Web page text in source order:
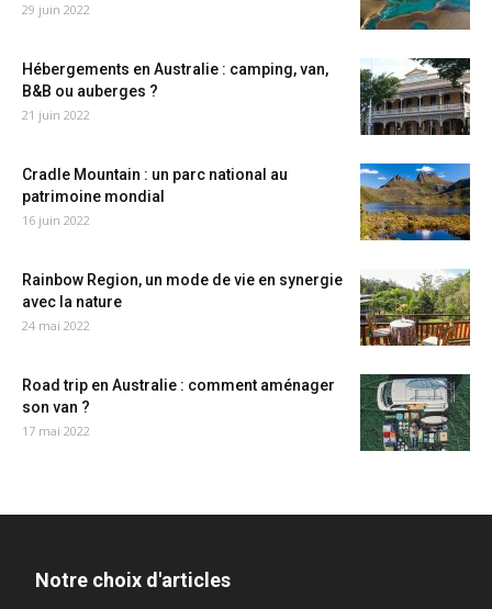
29 juin 2022
Hébergements en Australie : camping, van,
B&B ou auberges ?
21 juin 2022
Cradle Mountain : un parc national au
patrimoine mondial
16 juin 2022
Rainbow Region, un mode de vie en synergie
avec la nature
24 mai 2022
Road trip en Australie : comment aménager
son van ?
17 mai 2022
Notre choix d'articles